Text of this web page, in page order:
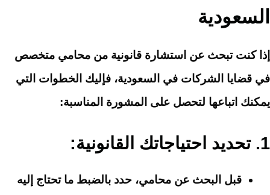
السعودية
إذا كنت تبحث عن استشارة قانونية من محامي متخصص
في قضايا الشركات في السعودية، فإليك الخطوات التي
يمكنك اتباعها لتحصل على المشورة المناسبة:
1. تحديد احتياجاتك القانونية:
قبل البحث عن محامي، حدد بالضبط ما تحتاج إليه